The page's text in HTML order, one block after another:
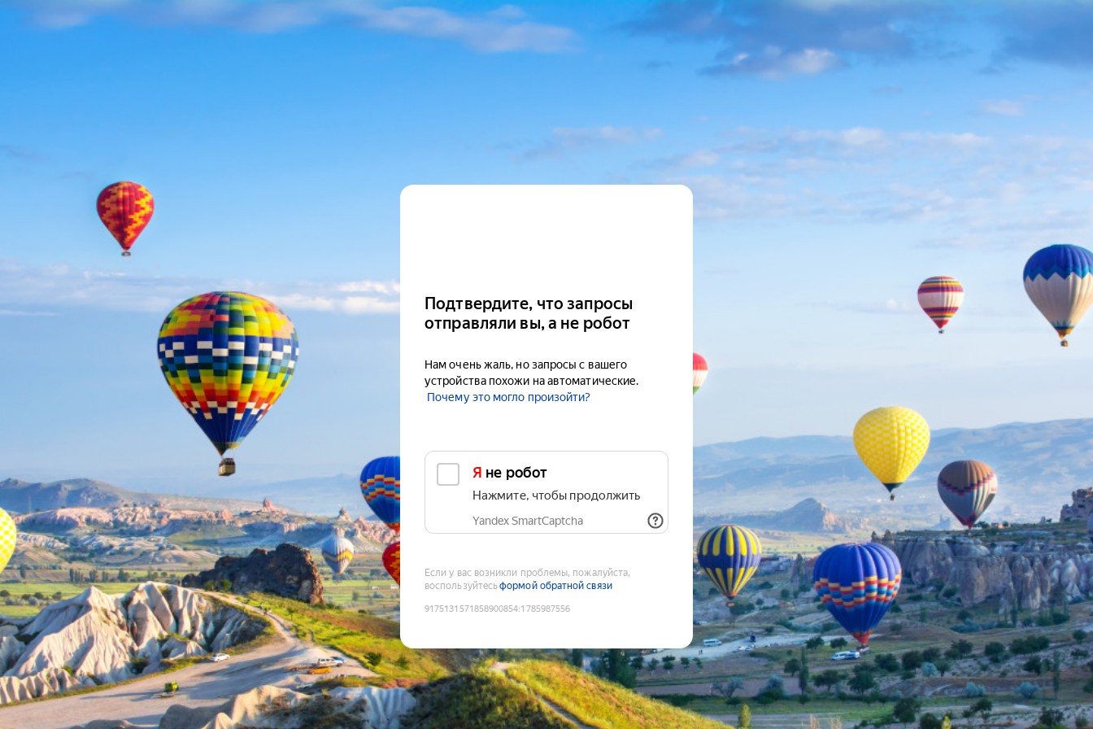
Подтвердите, что запросы
отправляли вы, а не робот
Нам очень жаль, но запросы с вашего
устройства похожи на автоматические.
Почему это могло произойти?
Я не робот
Нажмите, чтобы продолжить
Yandex SmartCaptcha
Если у вас возникли проблемы, пожалуйста,
воспользуйтесьформой обратной связи
9175131571858900854:1785987556